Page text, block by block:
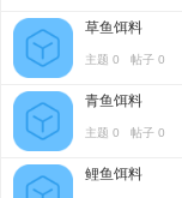
草鱼饵料
主题 0 帖子 0
青鱼饵料
主题 0 帖子 0
鲤鱼饵料